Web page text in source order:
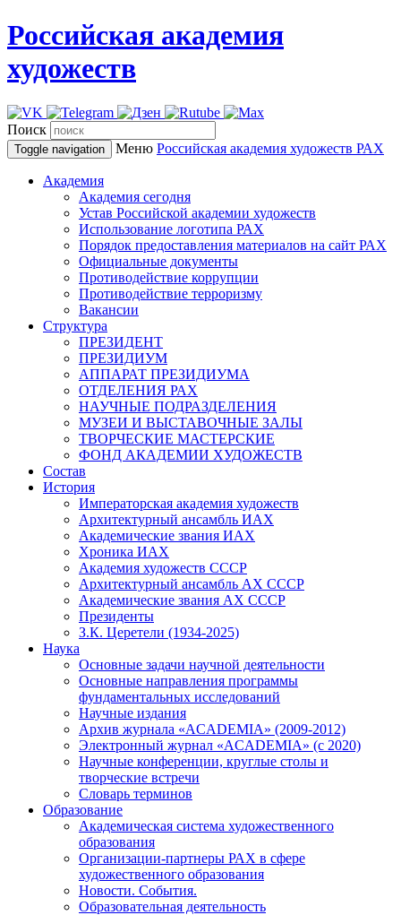
Российская академия
художеств
Поиск
Toggle navigation Меню Российская академия художеств РАХ
Академия
Академия сегодня
Устав Российской академии художеств
Использование логотипа РАХ
Порядок предоставления материалов на сайт РАХ
Официальные документы
Противодействие коррупции
Противодействие терроризму
Вакансии
Структура
ПРЕЗИДЕНТ
ПРЕЗИДИУМ
АППАРАТ ПРЕЗИДИУМА
ОТДЕЛЕНИЯ РАХ
НАУЧНЫЕ ПОДРАЗДЕЛЕНИЯ
МУЗЕИ И ВЫСТАВОЧНЫЕ ЗАЛЫ
ТВОРЧЕСКИЕ МАСТЕРСКИЕ
ФОНД АКАДЕМИИ ХУДОЖЕСТВ
Состав
История
Императорская академия художеств
Архитектурный ансамбль ИАХ
Академические звания ИАХ
Хроника ИАХ
Академия художеств СССР
Архитектурный ансамбль АХ СССР
Академические звания АХ СССР
Президенты
З.К. Церетели (1934-2025)
Наука
Основные задачи научной деятельности
Основные направления программы
фундаментальных исследований
Научные издания
Архив журнала «ACADEMIA» (2009-2012)
Электронный журнал «ACADEMIA» (с 2020)
Научные конференции, круглые столы и
творческие встречи
Словарь терминов
Образование
Академическая система художественного
образования
Организации-партнеры РАХ в сфере
художественного образования
Новости. События.
Образовательная деятельность